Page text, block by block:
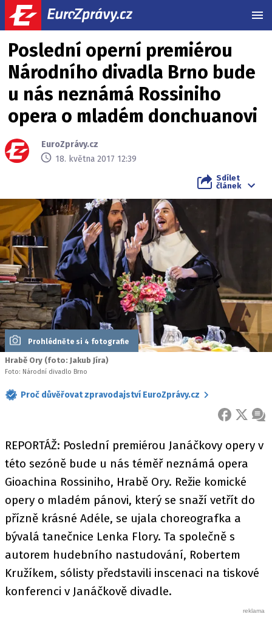
Poslední operní premiérou
Národního divadla Brno bude
u nás neznámá Rossiniho
opera o mladém donchuanovi
EuroZprávy.cz
18. května 2017 12:39
Sdílet
článek
Prohlédněte si 4 fotografie
Hrabě Ory (foto: Jakub Jíra)
Foto: Národní divadlo Brno
Proč důvěřovat zpravodajství EuroZprávy.cz
FACEBOOK
X
REPORTÁŽ: Poslední premiérou Janáčkovy opery v
této sezóně bude u nás téměř neznámá opera
Gioachina Rossiniho, Hrabě Ory. Režie komické
opery o mladém pánovi, který se snaží vetřít do
přízně krásné Adéle, se ujala choreografka a
bývalá tanečnice Lenka Flory. Ta společně s
autorem hudebního nastudování, Robertem
Kružíkem, sólisty představili inscenaci na tiskové
konferenci v Janáčkově divadle.